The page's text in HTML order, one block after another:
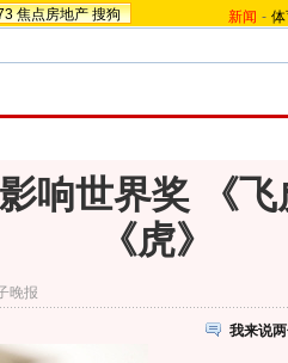
焦点房地产 搜狗 新闻 -
响世界奖 《
《虎》
晚报
我来说